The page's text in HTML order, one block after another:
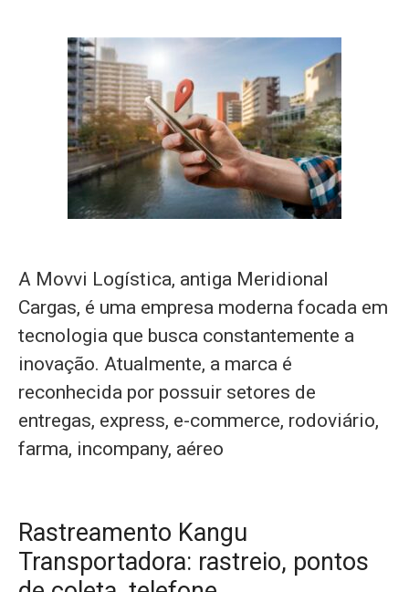
A Movvi Logística, antiga Meridional
Cargas, é uma empresa moderna focada em
tecnologia que busca constantemente a
inovação. Atualmente, a marca é
reconhecida por possuir setores de
entregas, express, e-commerce, rodoviário,
farma, incompany, aéreo
Rastreamento Kangu
Transportadora: rastreio, pontos